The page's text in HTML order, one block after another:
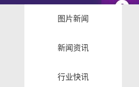
图片新闻
新闻资讯
行业快讯